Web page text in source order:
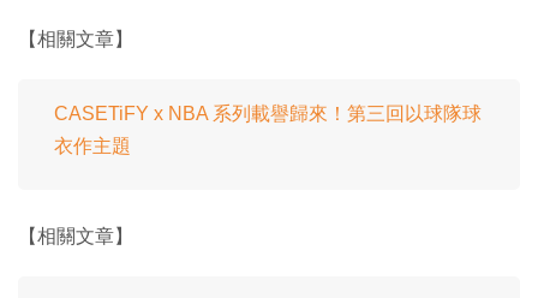
【相關文章】
CASETiFY x NBA 系列載譽歸來！第三回以球隊球
衣作主題
【相關文章】